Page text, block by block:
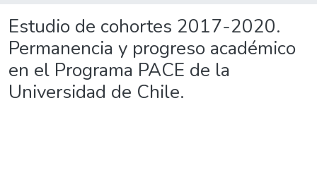
Estudio de cohortes 2017-2020.
Permanencia y progreso académico
en el Programa PACE de la
Universidad de Chile.